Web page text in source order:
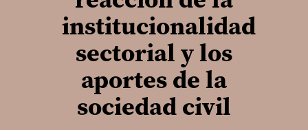
institucionalidad
sectorial y los
aportes de la
sociedad civil